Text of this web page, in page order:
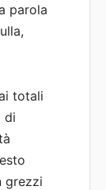
parola
totali
di
grezzi